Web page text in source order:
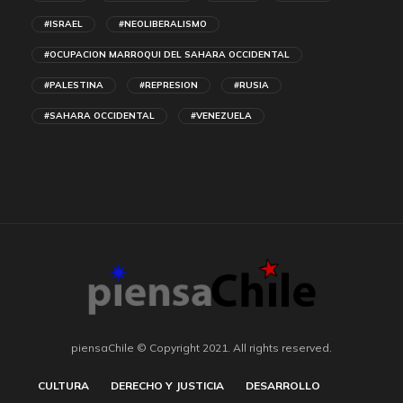
#ISRAEL #NEOLIBERALISMO
#OCUPACION MARROQUI DEL SAHARA OCCIDENTAL
#PALESTINA #REPRESION #RUSIA
#SAHARA OCCIDENTAL #VENEZUELA
piensaChile © Copyright 2021. All rights reserved.
CULTURA DERECHO Y JUSTICIA DESARROLLO